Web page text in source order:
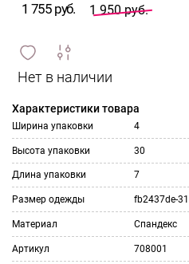
1 755 руб. 1 950 руб.
и
сравнить
ИЗБРАННОЕ
Характеристики товара
Ширина упаковки 4
Высота упаковки 30
Длина упаковки 7
Размер одежды fb2437de-
Материал Спандекс
Артикул 708001